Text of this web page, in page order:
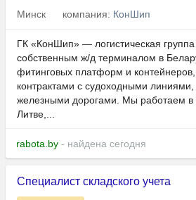
Минск компания: КонШип
ГК «КонШип» — логистическая
собственным ж/д терминалом в
фитинговых платформ и
контрактами с судоходными
железными дорогами. Мы работаем в
Литве,...
rabota.by - найдена сегодня
Специалист складского учета